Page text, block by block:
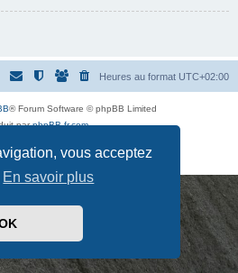
vous acceptez
En savoir plus
Heures au format UTC+02:00
® Forum Software © phpBB Limited
parphpBB-fr.com
| Conditions